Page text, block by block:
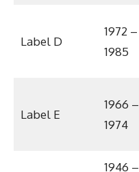
Label D
1972 –
1985
Label E
1966 –
1974
1946 –